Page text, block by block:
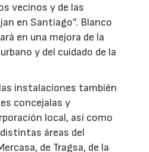
vecinos y de las
en Santiago”. Blanco
en una mejora de la
y del cuidado de la
instalaciones también
concejalas y
local, así como
áreas del
de Tragsa, de la